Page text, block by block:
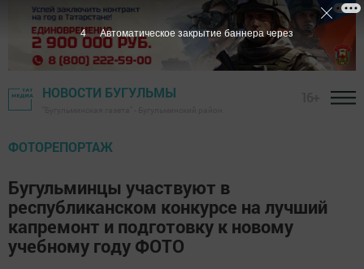
НОВОСТИ БУГУЛЬМЫ
ФОТОРЕПОРТАЖ
Бугульминцы участвуют в
республиканском конкурсе на лучший
капремонт и подготовку к новому
учебному году ФОТО
3 Автоматическое закрытие баннера через